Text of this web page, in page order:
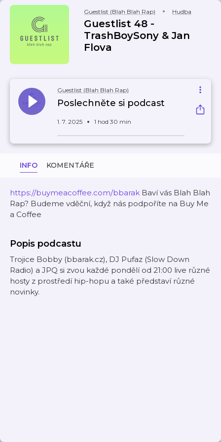
Guestlist (Blah Blah Rap) Hudba
Guestlist 48 -
TrashBoySony & Jan
Flova
Guestlist (Blah Blah Rap)
Poslechněte si podcast
1. 7. 2025 1 hod 30 min
INFO KOMENTÁŘE
https://buymeacoffee.com/bbarak Baví vás Blah Blah
Rap? Budeme vděční, když nás podpoříte na Buy Me
a Coffee
Popis podcastu
Trojice Bobby (bbarak.cz), DJ Pufaz (Slow Down
Radio) a JPQ si zvou každé pondělí od 21:00 live různé
hosty z prostředí hip-hopu a také představí různé
novinky.